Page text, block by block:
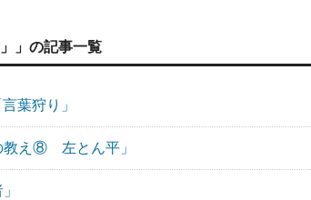
」の記事一覧
葉狩り」
え⑧ 左とん平」